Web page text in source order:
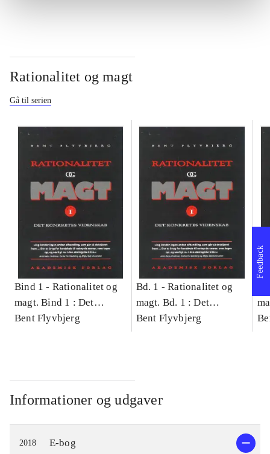
Rationalitet og magt
Gå til serien
Bind 1 - Rationalitet og
magt. Bind 1 : Det
konkretes videnskab
Bent Flyvbjerg
Bd. 1 -Rationalitet og
magt. Bd. 1 : Det
konkretes videnskab
Bent Flyvbjerg
Informationer og udgaver
2018 E-bog
Feedback